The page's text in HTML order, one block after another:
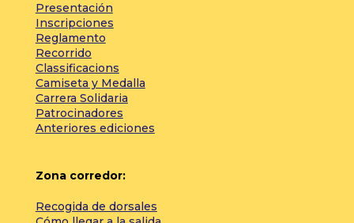
Presentación
Inscripciones
Reglamento
Recorrido
Classificacions
Camiseta y Medalla
Carrera Solidaria
Patrocinadores
Anteriores ediciones
Zona corredor:
Recogida de dorsales